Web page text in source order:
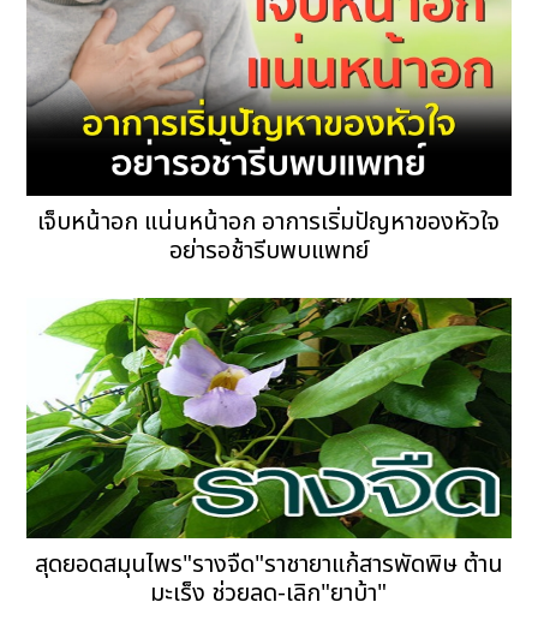
เจ็บหน้าอก แน่นหน้าอก อาการเริ่มปัญหาของหัวใจ
อย่ารอช้ารีบพบแพทย์
สุดยอดสมุนไพร"รางจืด"ราชายาแก้สารพัดพิษ ต้าน
มะเร็ง ช่วยลด-เลิก"ยาบ้า"